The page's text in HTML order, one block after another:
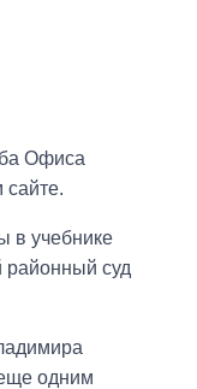
Офиса
сайте.
в учебнике
районный суд
одним